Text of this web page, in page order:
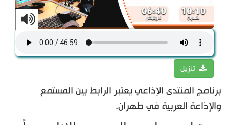
تنزيل
برنامج المنتدى الإذاعي يعتبر الرابط بين المستمع
والإذاعة العربية في طهران.